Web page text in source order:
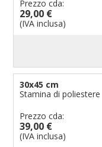
Prezzo cda:
29,00 €
(IVA inclusa)
30x45 cm
Stamina di poliestere
Prezzo cda:
39,00 €
(IVA inclusa)